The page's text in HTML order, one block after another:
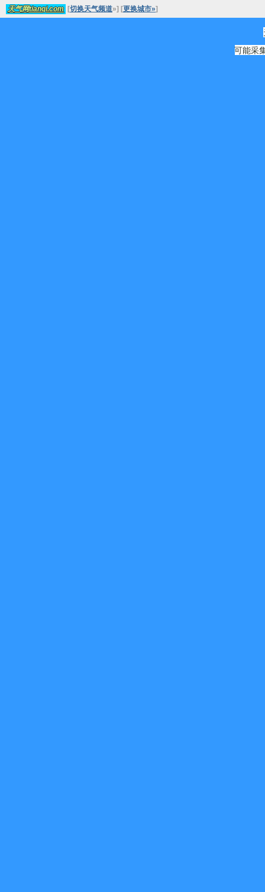
天气网tianqi.com [切换天气频道»] [更换城市»]
可能采